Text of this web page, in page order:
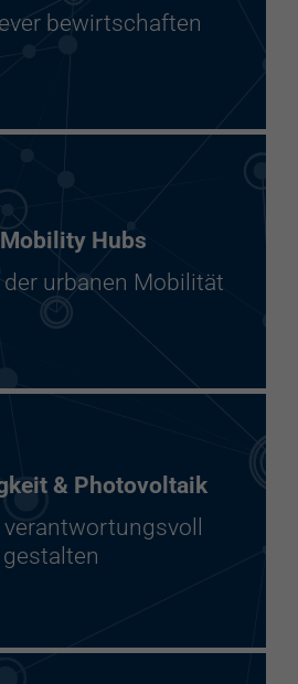
bewirtschaften
Hubs
urbanen Mobilität
& Photovoltaik
gestalten